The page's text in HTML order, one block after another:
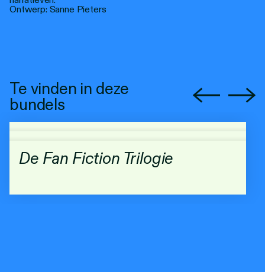
Ontwerp: Sanne Pieters
Te vinden in deze
bundels
De Fan Fiction Trilogie